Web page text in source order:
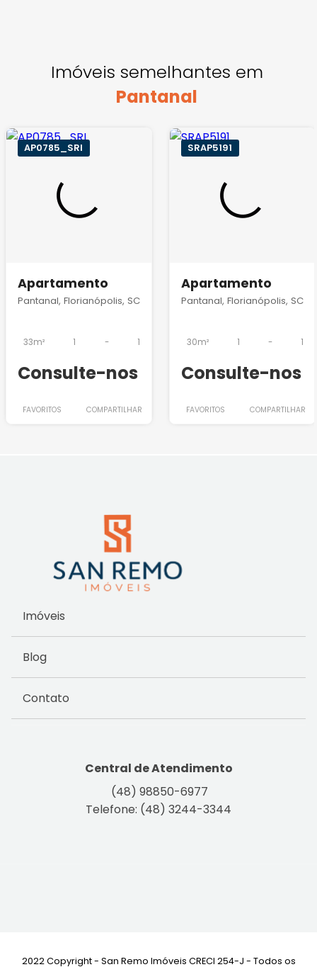
Imóveis semelhantes em
Pantanal
AP0785_SRI
Apartamento
Pantanal, Florianópolis, SC
33m² 1 - 1
Consulte-nos
FAVORITOS COMPARTILHAR
SRAP5191
Apartamento
Pantanal, Florianópolis, SC
30m² 1 - 1
Consulte-nos
FAVORITOS COMPARTILHAR
Imóveis
Blog
Contato
Central de Atendimento
(48) 98850-6977
Telefone: (48) 3244-3344
2022 Copyright - San Remo Imóveis CRECI 254-J - Todos os